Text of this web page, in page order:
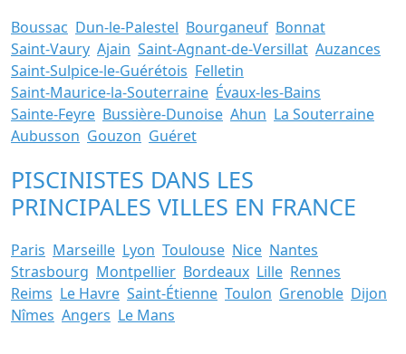
Boussac Dun-le-Palestel Bourganeuf Bonnat
Saint-Vaury Ajain Saint-Agnant-de-Versillat Auzances
Saint-Sulpice-le-Guérétois Felletin
Saint-Maurice-la-Souterraine Évaux-les-Bains
Sainte-Feyre Bussière-Dunoise Ahun La Souterraine
Aubusson Gouzon Guéret
PISCINISTES DANS LES
PRINCIPALES VILLES EN FRANCE
Paris Marseille Lyon Toulouse Nice Nantes
Strasbourg Montpellier Bordeaux Lille Rennes
Reims Le Havre Saint-Étienne Toulon Grenoble Dijon
Nîmes Angers Le Mans